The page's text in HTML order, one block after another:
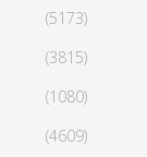
(5173)
(3815)
(1080)
(4609)